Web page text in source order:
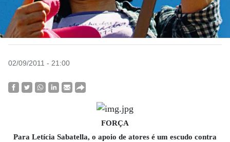
02/09/2011 - 21:00
FORÇA
Para Letícia Sabatella, o apoio de atores é um escudo contra